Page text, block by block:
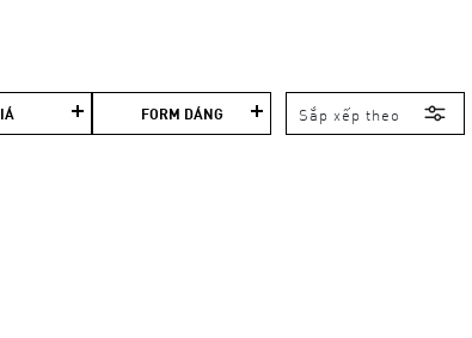
FORM DÁNG Sắp xếp theo